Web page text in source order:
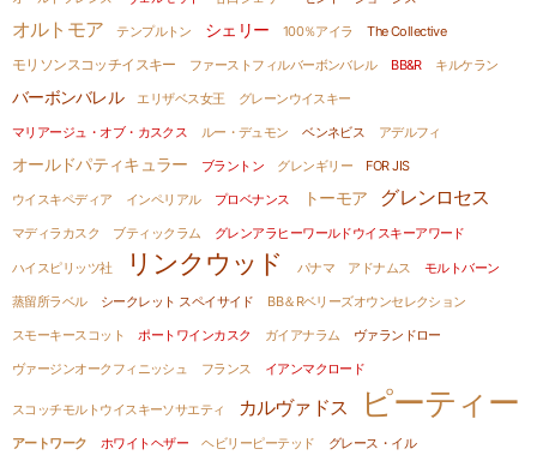
オルトモア テンプルトン シェリー 100％アイラ The Collective
モリソンスコッチイスキー ファーストフィルバーボンバレル BB&R キルケラン
バーボンバレル エリザベス女王
グレーンウイスキー
マリアージュ・オブ・カスクス
ルー・デュモン ベンネビス アデルフィ
オールドパティキュラー ブラントン グレンギリー
FOR JIS
ウイスキペディア
インペリアル プロベナンス トーモア グレンロセス
マディラカスク ブティックラム グレンアラヒーワールドウイスキーアワード
ハイスピリッツ社 リンクウッド パナマ アドナムス
モルトバーン
蒸留所ラベル
シークレット スペイサイド
BB＆Rベリーズオウンセレクション
スモーキースコット
ポートワインカスク ガイアナラム
ヴァランドロー
ヴァージンオークフィニッシュ
フランス イアンマクロード
スコッチモルトウイスキーソサエティ カルヴァドス ピーティー
アートワーク ホワイトヘザー ヘビリーピーテッド
グレース・イル